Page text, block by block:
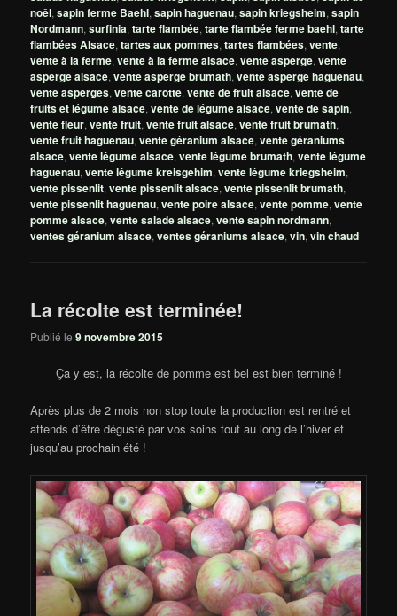
noêl,sapin ferme Baehl,sapin haguenau,sapin kriegsheim,sapin
Nordmann,surfinia,tarte flambée,tarte flambée ferme baehl,tarte
flambées Alsace,tartes aux pommes,tartes flambées,vente,
vente à la ferme,vente à la ferme alsace,vente asperge,vente
asperge alsace,vente asperge brumath,vente asperge haguenau,
vente asperges,vente carotte,vente de fruit alsace,vente de
fruits et légume alsace,vente de légume alsace,vente de sapin,
vente fleur,vente fruit,vente fruit alsace,vente fruit brumath,
vente fruit haguenau,vente géranium alsace,vente géraniums
alsace,vente légume alsace,vente légume brumath,vente légume
haguenau,vente légume kreisgehim,vente légume kriegsheim,
vente pissenlit,vente pissenlit alsace,vente pissenlit brumath,
vente pissenlit haguenau,vente poire alsace,vente pomme,vente
pomme alsace,vente salade alsace,vente sapin nordmann,
ventes géranium alsace,ventes géraniums alsace,vin,vin chaud
La récolte est terminée!
Publié le9 novembre 2015
Ça y est, la récolte de pomme est bel est bien terminé !
Après plus de 2 mois non stop toute la production est rentré et
attends d’être dégusté par vos soins tout au long de l’hiver et
jusqu’au prochain été !